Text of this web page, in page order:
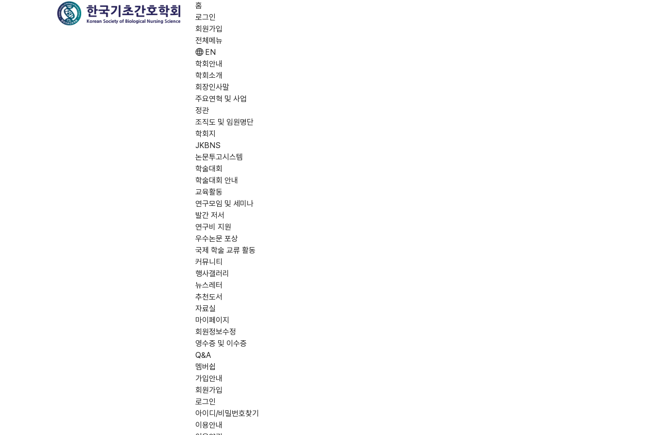
홈
로그인
회원가입
전체메뉴
EN
학회안내
학회소개
회장인사말
주요연혁 및 사업
정관
조직도 및 임원명단
학회지
JKBNS
논문투고시스템
학술대회
학술대회 안내
교육활동
연구모임 및 세미나
발간 저서
연구비 지원
우수논문 포상
국제 학술 교류 활동
커뮤니티
행사갤러리
뉴스레터
추천도서
자료실
마이페이지
회원정보수정
영수증 및 이수증
Q&A
멤버쉽
가입안내
회원가입
로그인
아이디/비밀번호찾기
이용안내